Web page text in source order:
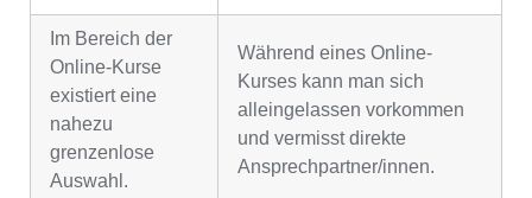
Im Bereich der
Online-Kurse
existiert eine
nahezu
grenzenlose
Auswahl.
Während eines Online-
Kurses kann man sich
alleingelassen vorkommen
und vermisst direkte
Ansprechpartner/innen.